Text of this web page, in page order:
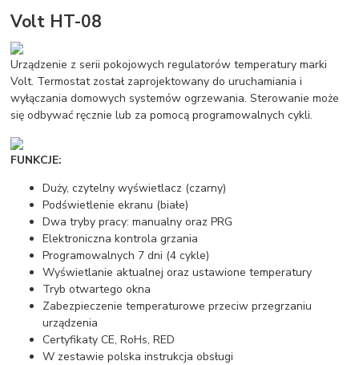
Volt HT-08
Urządzenie z serii pokojowych regulatorów temperatury marki
Volt. Termostat został zaprojektowany do uruchamiania i
wyłączania domowych systemów ogrzewania. Sterowanie może
się odbywać ręcznie lub za pomocą programowalnych cykli.
FUNKCJE:
Duży, czytelny wyświetlacz (czarny)
Podświetlenie ekranu (białe)
Dwa tryby pracy: manualny oraz PRG
Elektroniczna kontrola grzania
Programowalnych 7 dni (4 cykle)
Wyświetlanie aktualnej oraz ustawione temperatury
Tryb otwartego okna
Zabezpieczenie temperaturowe przeciw przegrzaniu
urządzenia
Certyfikaty CE, RoHs, RED
W zestawie polska instrukcja obsługi